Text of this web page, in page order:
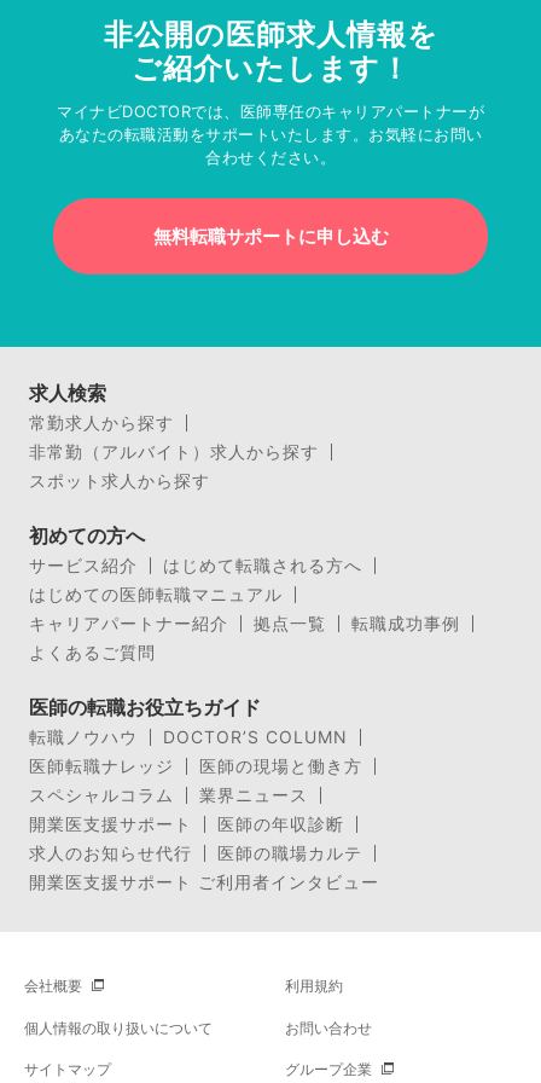
非公開の医師求人情報を
ご紹介いたします！
マイナビDOCTORでは、医師専任のキャリアパートナーが
あなたの転職活動をサポートいたします。お気軽にお問い
合わせください。
無料転職サポートに申し込む
求人検索
常勤求人から探す
非常勤（アルバイト）求人から探す
スポット求人から探す
初めての方へ
サービス紹介
はじめて転職される方へ
はじめての医師転職マニュアル
キャリアパートナー紹介
拠点一覧
転職成功事例
よくあるご質問
医師の転職お役立ちガイド
転職ノウハウ
DOCTOR’S COLUMN
医師転職ナレッジ
医師の現場と働き方
スペシャルコラム
業界ニュース
開業医支援サポート
医師の年収診断
求人のお知らせ代行
医師の職場カルテ
開業医支援サポート ご利用者インタビュー
会社概要 利用規約
個人情報の取り扱いについて お問い合わせ
サイトマップ グループ企業